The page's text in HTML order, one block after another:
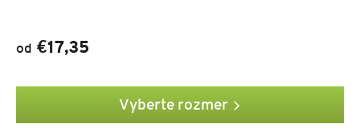
od €17,35
Vyberte rozmer